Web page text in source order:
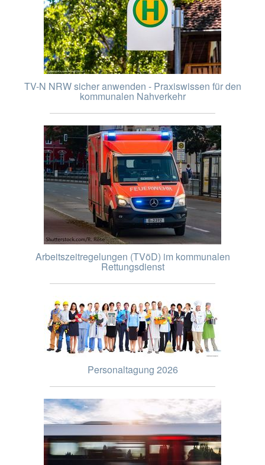
TV-N NRW sicher anwenden - Praxiswissen für den
kommunalen Nahverkehr
Arbeitszeitregelungen (TVöD) im kommunalen
Rettungsdienst
Personaltagung 2026